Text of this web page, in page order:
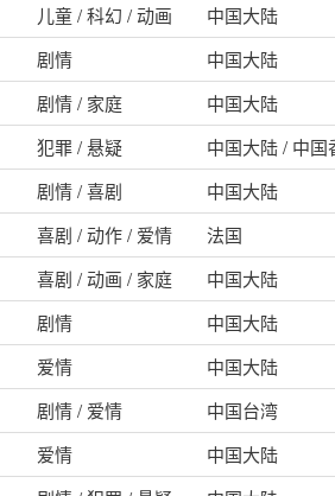
儿童 / 科幻 / 动画
中国大陆
剧情
中国大陆
剧情 / 家庭
中国大陆
犯罪 / 悬疑
中国大陆 / 中国
剧情 / 喜剧
中国大陆
喜剧 / 动作 / 爱情
法国
喜剧 / 动画 / 家庭
中国大陆
剧情
中国大陆
爱情
中国大陆
剧情 / 爱情
中国台湾
爱情
中国大陆